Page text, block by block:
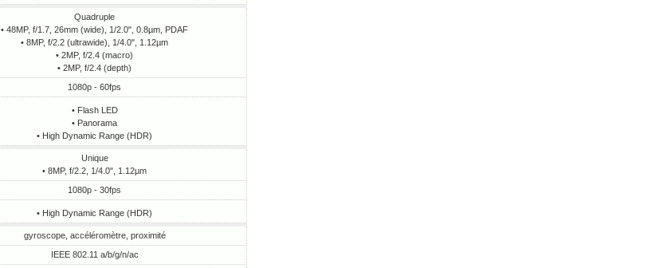
Quadruple
• 48MP, f/1.7, 26mm (wide), 1/2.0", 0.8µm, PDAF
• 8MP, f/2.2 (ultrawide), 1/4.0", 1.12µm
• 2MP, f/2.4 (macro)
• 2MP, f/2.4 (depth)
1080p - 60fps
• Flash LED
• Panorama
• High Dynamic Range (HDR)
Unique
• 8MP, f/2.2, 1/4.0", 1.12µm
1080p - 30fps
• High Dynamic Range (HDR)
gyroscope, accéléromètre, proximité
IEEE 802.11 a/b/g/n/ac